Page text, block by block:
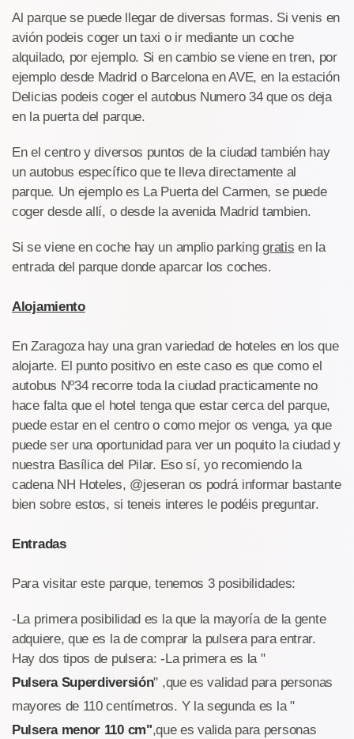
Al parque se puede llegar de diversas formas. Si venis en
avión podeis coger un taxi o ir mediante un coche
alquilado, por ejemplo. Si en cambio se viene en tren, por
ejemplo desde Madrid o Barcelona en AVE, en la estación
Delicias podeis coger el autobus Numero 34 que os deja
en la puerta del parque.
En el centro y diversos puntos de la ciudad también hay
un autobus específico que te lleva directamente al
parque. Un ejemplo es La Puerta del Carmen, se puede
coger desde allí, o desde la avenida Madrid tambien.
Si se viene en coche hay un amplio parkinggratis en la
entrada del parque donde aparcar los coches.
Alojamiento
En Zaragoza hay una gran variedad de hoteles en los que
alojarte. El punto positivo en este caso es que como el
autobus Nº34 recorre toda la ciudad practicamente no
hace falta que el hotel tenga que estar cerca del parque,
puede estar en el centro o como mejor os venga, ya que
puede ser una oportunidad para ver un poquito la ciudad y
nuestra Basílica del Pilar. Eso sí, yo recomiendo la
cadena NH Hoteles, @jeseran os podrá informar bastante
bien sobre estos, si teneis interes le podéis preguntar.
Entradas
Para visitar este parque, tenemos 3 posibilidades:
-La primera posibilidad es la que la mayoría de la gente
adquiere, que es la de comprar la pulsera para entrar.
Hay dos tipos de pulsera: -La primera es la "
Pulsera Superdiversión" ,que es validad para personas
mayores de 110 centímetros. Y la segunda es la "
Pulsera menor 110 cm",que es valida para personas